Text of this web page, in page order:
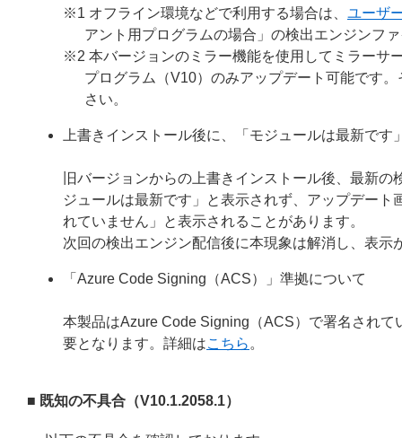
※1 オフライン環境などで利用する場合は、 ユーザ
アント用プログラムの場合」の検出エンジンフ
※2 本バージョンのミラー機能を使用してミラーサ
プログラム（V10）のみアップデート可能です
さい。
上書きインストール後に、「モジュールは最新です
旧バージョンからの上書きインストール後、最新
ジュールは最新です」と表示されず、アップデー
れていません」と表示されることがあります。
次回の検出エンジン配信後に本現象は解消し、表示
「Azure Code Signing（ACS）」準拠について
本製品はAzure Code Signing（ACS）で署名され
要となります。詳細はこちら 。
■ 既知の不具合（V10.1.2058.1）